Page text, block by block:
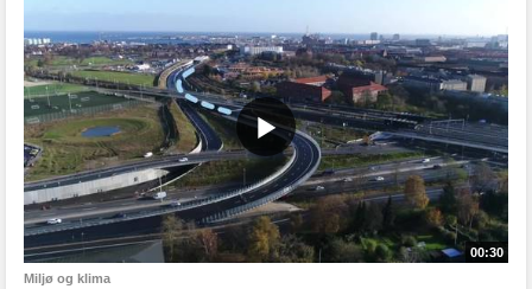
00:30
Miljø og klima